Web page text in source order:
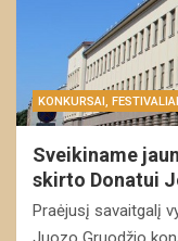
KONKURSAI, FESTIVALIAI
Sveikiname
skirto Donatui
Praėjusį savaitgalį